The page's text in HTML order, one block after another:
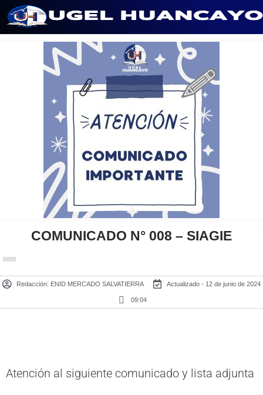
COMUNICADO N° 008 – SIAGIE
Redacción: ENID MERCADO SALVATIERRA Actualizado - 12 de junio de 2024
09:04
Atención al siguiente comunicado y lista adjunta